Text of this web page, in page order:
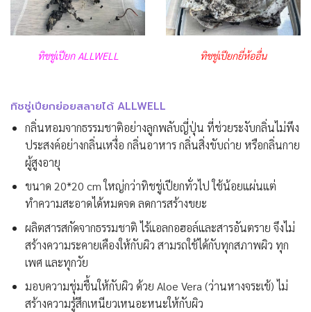
ทิชชู่เปียก ALLWELL ทิชชู่เปียกยี่ห้ออื่น
ทิชชู่เปียกย่อยสลายได้ ALLWELL
กลิ่นหอมจากธรรมชาติอย่างลูกพลับญี่ปุ่น ที่ช่วยระงับกลิ่นไม่พึง
ประสงค์อย่างกลิ่นเหงื่อ กลิ่นอาหาร กลิ่นสิ่งขับถ่าย หรือกลิ่นกาย
ผู้สูงอายุ
ขนาด 20*20 cm ใหญ่กว่าทิชชู่เปียกทั่วไป ใช้น้อยแผ่นแต่
ทำความสะอาดได้หมดจด ลดการสร้างขยะ
ผลิตสารสกัดจากธรรมชาติ ไร้แอลกอฮอล์และสารอันตราย จึงไม่
สร้างความระคายเคืองให้กับผิว สามรถใช้ได้กับทุกสภาพผิว ทุก
เพศ และทุกวัย
มอบความชุ่มชื้นให้กับผิว ด้วย Aloe Vera (ว่านหางจระเข้) ไม่
สร้างความรู้สึกเหนียวเหนอะหนะให้กับผิว